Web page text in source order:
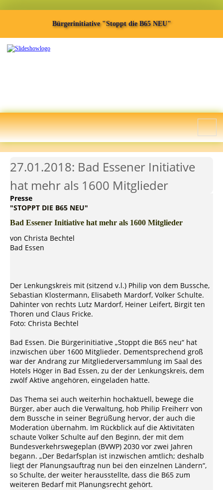
Bürgerinitiative "Stoppt die B65 NEU"
27.01.2018: Bad Essener Initiative
hat mehr als 1600 Mitglieder
Presse
"STOPPT DIE B65 NEU"
Bad Essener Initiative hat mehr als 1600 Mitglieder
von Christa Bechtel
Bad Essen
Der Lenkungskreis mit (sitzend v.l.) Philip von dem Bussche,
Sebastian Klostermann, Elisabeth Mardorf, Volker Schulte.
Dahinter von rechts Lutz Mardorf, Heiner Leifert, Birgit ten
Thoren und Claus Fricke.
Foto: Christa Bechtel
Bad Essen. Die Bürgerinitiative „Stoppt die B65 neu“ hat
inzwischen über 1600 Mitglieder. Dementsprechend groß
war der Andrang zur Mitgliederversammlung im Saal des
Hotels Höger in Bad Essen, zu der der Lenkungskreis, dem
zwölf Aktive angehören, eingeladen hatte.
Das Thema sei auch weiterhin hochaktuell, bewege die
Bürger, aber auch die Verwaltung, hob Philip Freiherr von
dem Bussche in seiner Begrüßung hervor, der auch die
Moderation übernahm. Im Rückblick auf die Aktivitäten
schaute Volker Schulte auf den Beginn, der mit dem
Bundesverkehrswegeplan (BVWP) 2030 vor zwei Jahren
begann. „Der Bedarfsplan ist inzwischen amtlich; deshalb
liegt der Planungsauftrag nun bei den einzelnen Ländern“,
so Schulte, der weiter herausstellte, dass die B65 zum
weiteren Bedarf mit Planungsrecht gehört.